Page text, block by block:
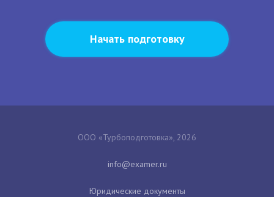
Начать подготовку
ООО «Турбоподготовка», 2026
Юридические документы